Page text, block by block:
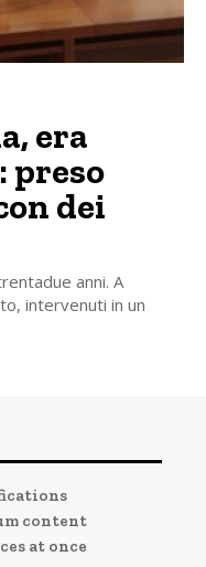
era
preso
dei
anni. A
intervenuti in un
content
at once